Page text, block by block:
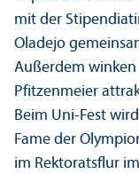
mit der
Oladejo
Außerdem winken
Pfitzenmeier
Beim Uni-Fest
Fame der
im Rektoratsflur